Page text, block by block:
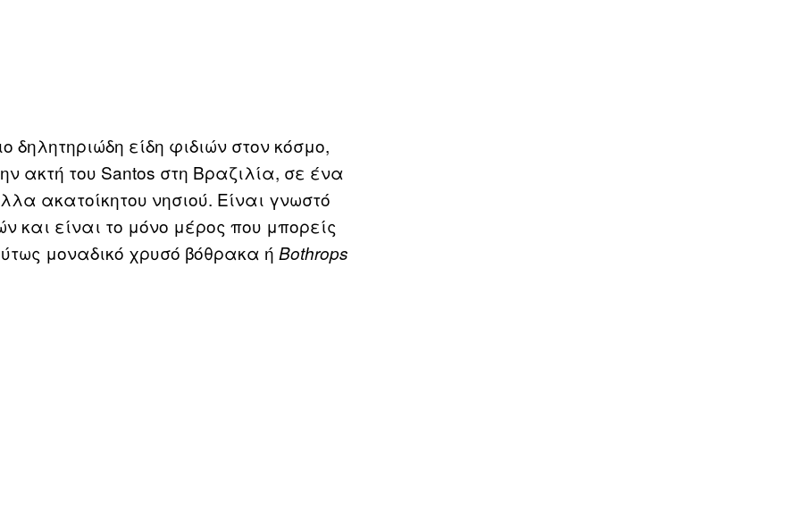
είδη φιδιών στον κόσμο,
ακτή του Santos στη Βραζιλία, σε ένα
ακατοίκητου νησιού. Είναι γνωστό
και είναι το μόνο μέρος που μπορείς
μοναδικό χρυσό βόθρακα ή Bothrops